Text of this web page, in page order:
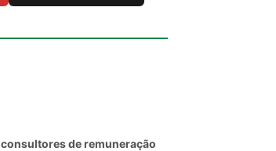
consultores de remuneração